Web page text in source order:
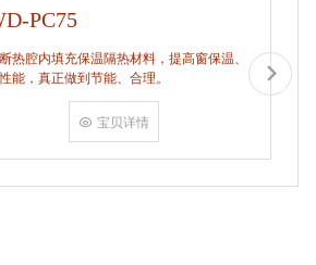
PC75
热腔内填充保温隔热材料，提高窗保温、
能，真正做到节能、合理。
宝贝详情